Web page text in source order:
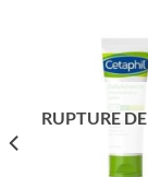
RUPTURE